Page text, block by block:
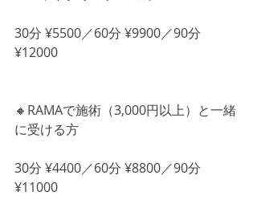
30分 ¥5500／60分 ¥9900／90分
¥12000
🔸RAMAで施術（3,000円以上）と一緒
に受ける方
30分 ¥4400／60分 ¥8800／90分
¥11000